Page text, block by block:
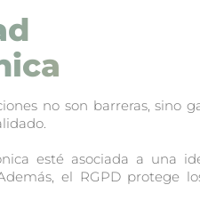
no son barreras, sino
esté asociada a una
el RGPD protege